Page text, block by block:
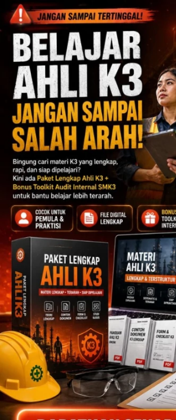
Vika di Jakarta, hari ini baru saja membeli
Jago Digital Lengkap